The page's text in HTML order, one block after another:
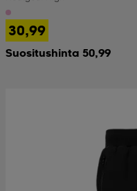
30,99
Suositushinta 50,99